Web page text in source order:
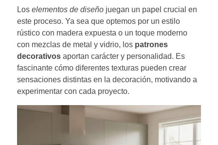
Los elementos de diseño juegan un papel crucial en
este proceso. Ya sea que optemos por un estilo
rústico con madera expuesta o un toque moderno
con mezclas de metal y vidrio, los patrones
decorativos aportan carácter y personalidad. Es
fascinante cómo diferentes texturas pueden crear
sensaciones distintas en la decoración, motivando a
experimentar con cada proyecto.